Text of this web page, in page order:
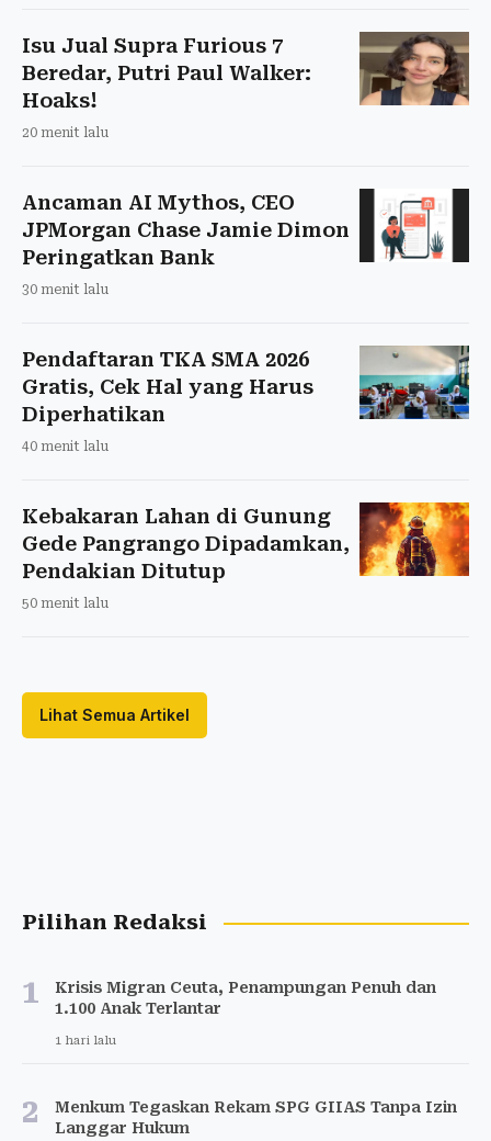
Isu Jual Supra Furious 7
Beredar, Putri Paul Walker:
Hoaks!
20 menit lalu
Ancaman AI Mythos, CEO
JPMorgan Chase Jamie Dimon
Peringatkan Bank
30 menit lalu
Pendaftaran TKA SMA 2026
Gratis, Cek Hal yang Harus
Diperhatikan
40 menit lalu
Kebakaran Lahan di Gunung
Gede Pangrango Dipadamkan,
Pendakian Ditutup
50 menit lalu
Lihat Semua Artikel
Pilihan Redaksi
1
Krisis Migran Ceuta, Penampungan Penuh dan
1.100 Anak Terlantar
1 hari lalu
2
Menkum Tegaskan Rekam SPG GIIAS Tanpa Izin
Langgar Hukum